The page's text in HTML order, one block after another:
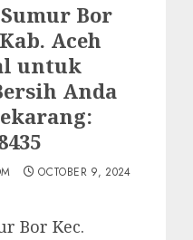
Bor
Aceh
untuk
Anda
OCTOBER 9, 2024
Bor Kec.